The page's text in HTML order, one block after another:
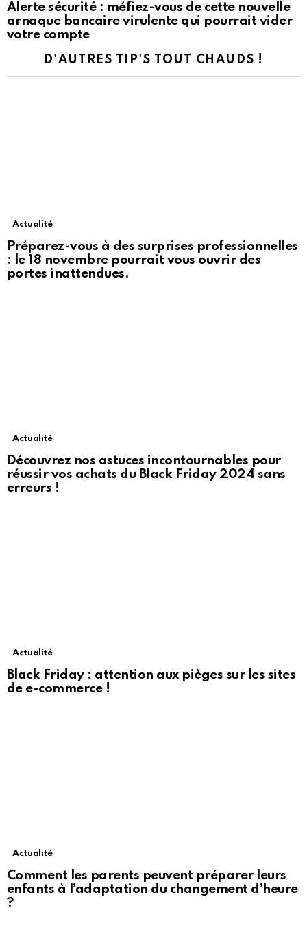
Alerte sécurité : méfiez-vous de cette nouvelle
arnaque bancaire virulente qui pourrait vider
votre compte
D'AUTRES TIP'S TOUT CHAUDS !
Actualité
Préparez-vous à des surprises professionnelles
: le 18 novembre pourrait vous ouvrir des
portes inattendues.
Actualité
Découvrez nos astuces incontournables pour
réussir vos achats du Black Friday 2024 sans
erreurs !
Actualité
Black Friday : attention aux pièges sur les sites
de e-commerce !
Actualité
Comment les parents peuvent préparer leurs
enfants à l’adaptation du changement d’heure
?